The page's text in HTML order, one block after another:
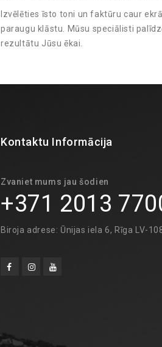
Izvēlēties īsto toni un faktūru caur
paraugu klāstu. Mūsu speciālisti
rezultātu Jūsu ēkai.
Kontaktu Informācija
Zvaniet mums jau šodien
+371 2013
Biroja adrese: Ūnijas iela 6, Rīga LV-